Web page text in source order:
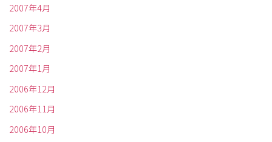
2007年4月
2007年3月
2007年2月
2007年1月
2006年12月
2006年11月
2006年10月